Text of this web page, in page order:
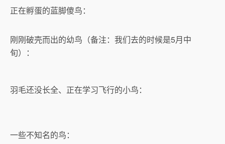
正在孵蛋的蓝脚傻鸟：
刚刚破壳而出的幼鸟（备注：我们去的时候是5月中
旬）：
羽毛还没长全、正在学习飞行的小鸟：
一些不知名的鸟：